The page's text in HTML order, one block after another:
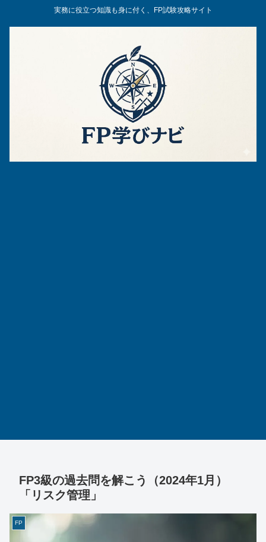
実務に役立つ知識も身に付く、FP試験攻略サイト
FP3級の過去問を解こう（2024年1月）
「リスク管理」
FP